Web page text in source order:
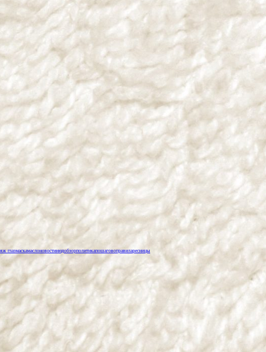
глазмаскамаслоновостинюдобзорполитикапошаговоправиларесницы